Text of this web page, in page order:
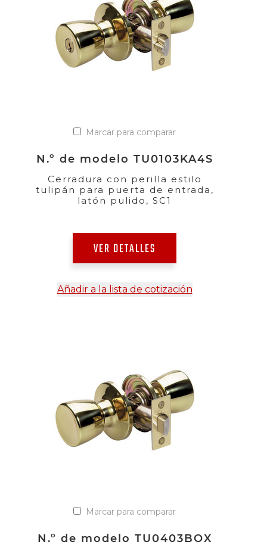
Marcar para comparar
N.º de modelo TU0103KA4S
Cerradura con perilla estilo
tulipán para puerta de entrada,
latón pulido, SC1
VER DETALLES
Añadir a la lista de cotización
Marcar para comparar
N.º de modelo TU0403BOX